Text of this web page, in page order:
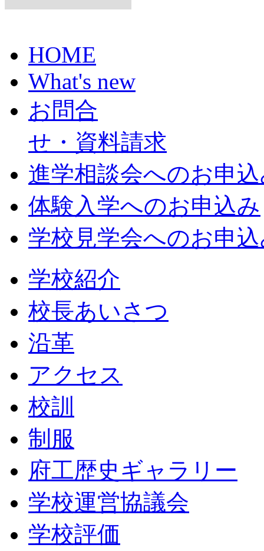
HOME
What's new
お問合
せ・資料請求
進学相談会へのお申
体験入学へのお申込み
学校見学会へのお申
学校紹介
校長あいさつ
沿革
アクセス
校訓
制服
府工歴史ギャラリー
学校運営協議会
学校評価